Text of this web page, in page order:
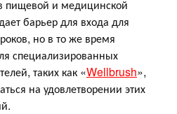
пищевой и медицинской
барьер для входа для
но в то же время
специализированных
таких как «Wellbrush»,
на удовлетворении этих